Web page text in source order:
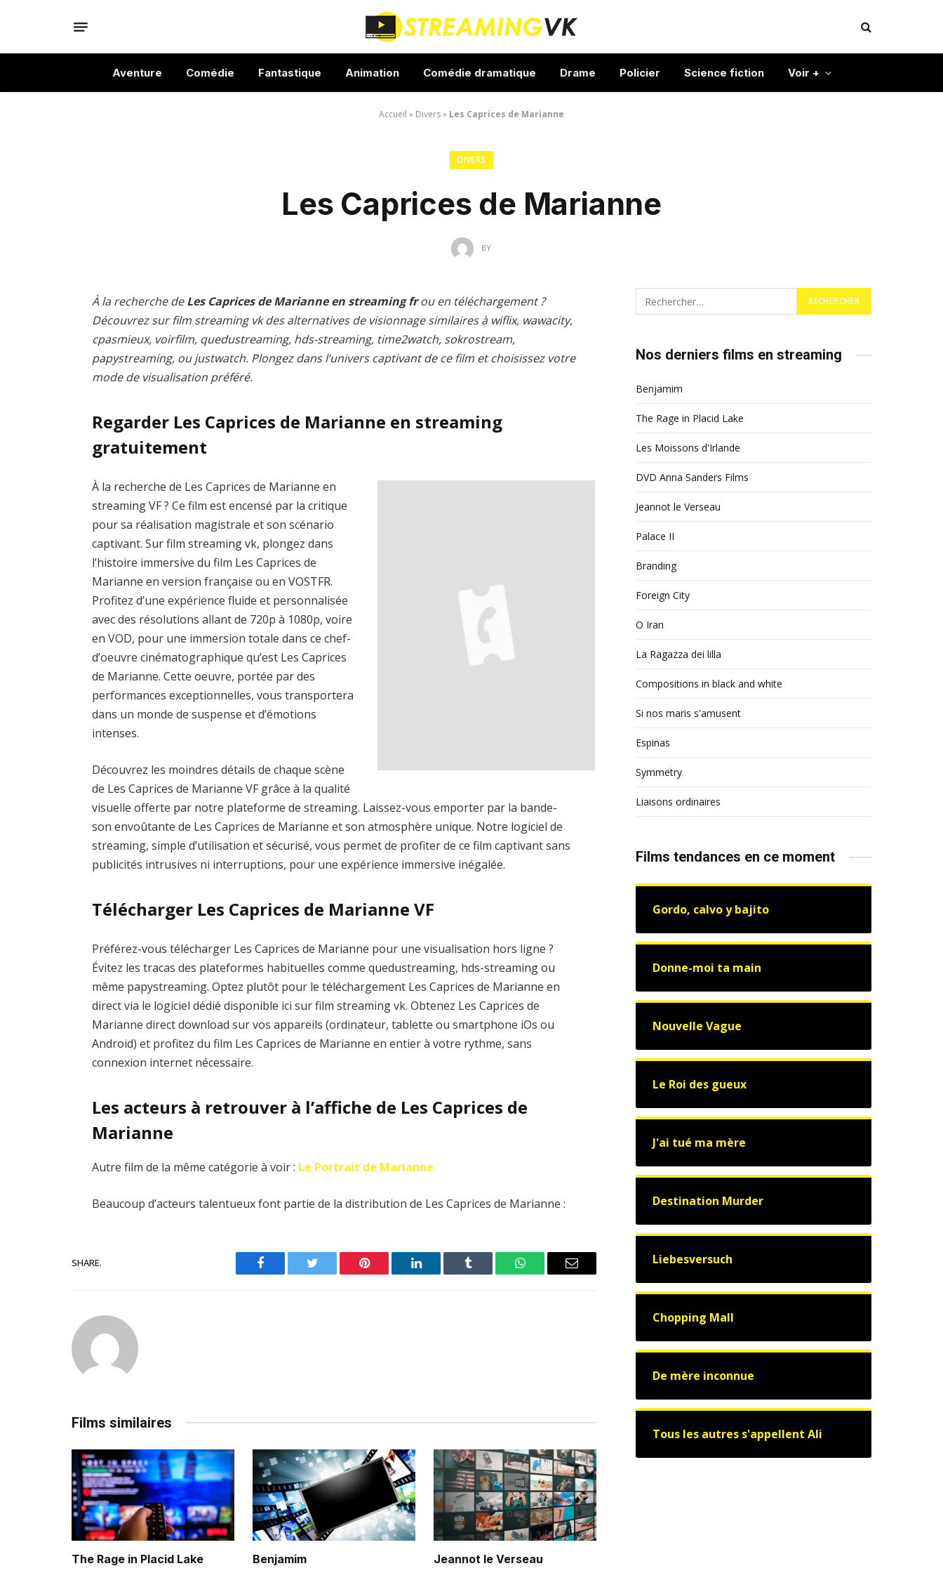
Aventure Comédie Fantastique Animation Comédie dramatique Drame Policier Science fiction Voir +
Accueil » Divers» Les Caprices de Marianne
DIVERS
Les Caprices de Marianne
BY
À la recherche deLes Caprices de Marianne en streaming frou en téléchargement ?
Découvrez sur film streaming vk des alternatives de visionnage similaires à wiflix, wawacity,
cpasmieux, voirfilm, quedustreaming, hds-streaming, time2watch, sokrostream,
papystreaming, ou justwatch. Plongez dans l’univers captivant de ce film et choisissez votre
mode de visualisation préféré.
Regarder Les Caprices de Marianne en streaming
gratuitement
À la recherche de Les Caprices de Marianne en
streaming VF ? Ce film est encensé par la critique
pour sa réalisation magistrale et son scénario
captivant. Sur film streaming vk, plongez dans
l’histoire immersive du film Les Caprices de
Marianne en version française ou en VOSTFR.
Profitez d’une expérience fluide et personnalisée
avec des résolutions allant de 720p à 1080p, voire
en VOD, pour une immersion totale dans ce chef-
d’oeuvre cinématographique qu’est Les Caprices
de Marianne. Cette oeuvre, portée par des
performances exceptionnelles, vous transportera
dans un monde de suspense et d’émotions
intenses.
Découvrez les moindres détails de chaque scène
de Les Caprices de Marianne VF grâce à la qualité
visuelle offerte par notre plateforme de streaming. Laissez-vous emporter par la bande-
son envoûtante de Les Caprices de Marianne et son atmosphère unique. Notre logiciel de
streaming, simple d’utilisation et sécurisé, vous permet de profiter de ce film captivant sans
publicités intrusives ni interruptions, pour une expérience immersive inégalée.
Télécharger Les Caprices de Marianne VF
Préférez-vous télécharger Les Caprices de Marianne pour une visualisation hors ligne ?
Évitez les tracas des plateformes habituelles comme quedustreaming, hds-streaming ou
même papystreaming. Optez plutôt pour le téléchargement Les Caprices de Marianne en
direct via le logiciel dédié disponible ici sur film streaming vk. Obtenez Les Caprices de
Marianne direct download sur vos appareils (ordinateur, tablette ou smartphone iOs ou
Android) et profitez du film Les Caprices de Marianne en entier à votre rythme, sans
connexion internet nécessaire.
Les acteurs à retrouver à l’affiche de Les Caprices de
Marianne
Autre film de la même catégorie à voir : Le Portrait de Marianne
Beaucoup d’acteurs talentueux font partie de la distribution de Les Caprices de Marianne :
SHARE.
Facebook Twitter Pinterest LinkedIn Tumblr WhatsAppEmail
Films similaires
The Rage in Placid Lake Benjamim Jeannot le Verseau
Nos derniers films en streaming
Benjamim
The Rage in Placid Lake
Les Moissons d'Irlande
DVD Anna Sanders Films
Jeannot le Verseau
Palace II
Branding
Foreign City
O Iran
La Ragazza dei lilla
Compositions in black and white
Si nos maris s'amusent
Espinas
Symmetry
Liaisons ordinaires
Films tendances en ce moment
Gordo, calvo y bajito
Donne-moi ta main
Nouvelle Vague
Le Roi des gueux
J'ai tué ma mère
Destination Murder
Liebesversuch
Chopping Mall
De mère inconnue
Tous les autres s'appellent Ali